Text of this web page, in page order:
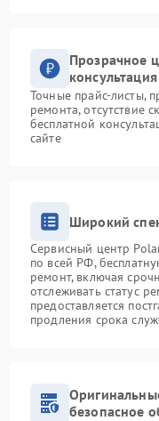
Прозрачное
консультация
Точные прайс-листы,
ремонта, отсутствие
бесплатной
сайте
Широкий
Сервисный центр
по всей РФ,
ремонт, включая
отслеживать статус
предоставляется
продления срока
безопасное